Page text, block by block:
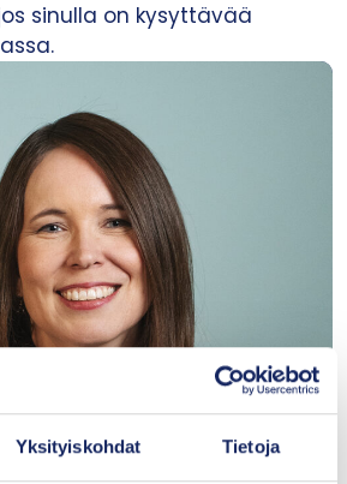
Yksityiskohdat Tietoja
sinulla on kysyttävää